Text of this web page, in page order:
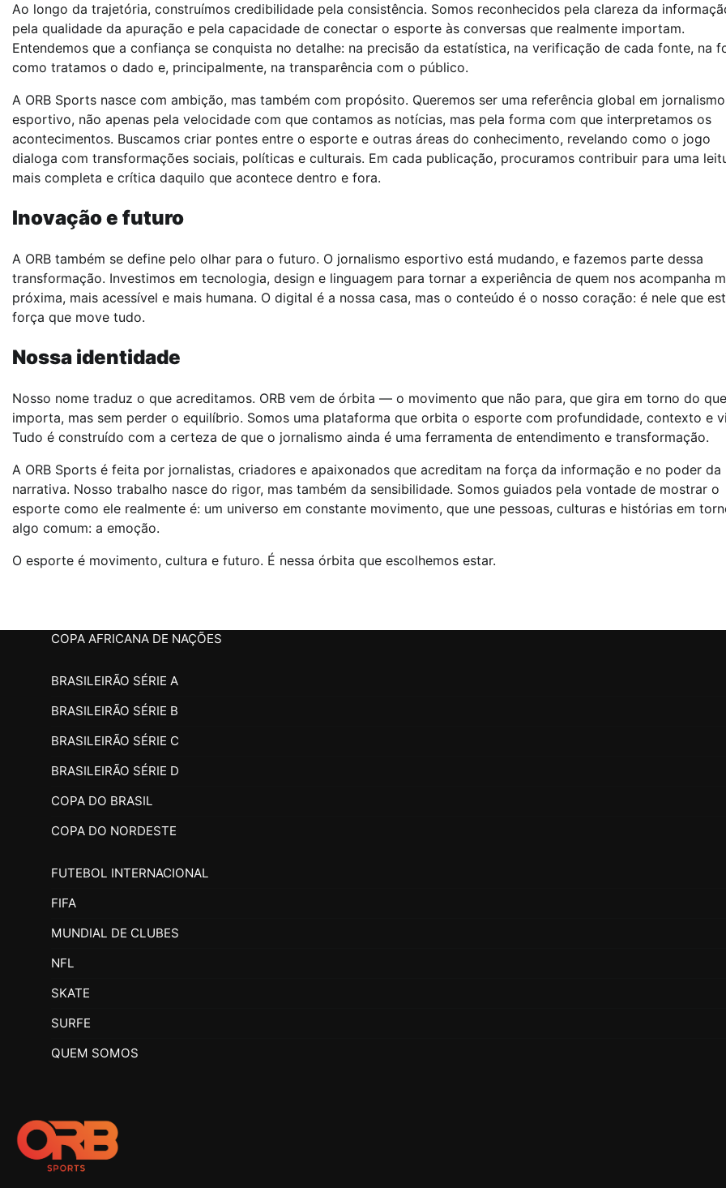
Ao longo da trajetória, construímos credibilidade pela consistência. Somos reconhecidos pela clareza da
pela qualidade da apuração e pela capacidade de conectar o esporte às conversas que realmente importam.
Entendemos que a confiança se conquista no detalhe: na precisão da estatística, na verificação de cada fonte, na
como tratamos o dado e, principalmente, na transparência com o público.
A ORB Sports nasce com ambição, mas também com propósito. Queremos ser uma referência global em jornalismo
esportivo, não apenas pela velocidade com que contamos as notícias, mas pela forma com que interpretamos os
acontecimentos. Buscamos criar pontes entre o esporte e outras áreas do conhecimento, revelando como o jogo
dialoga com transformações sociais, políticas e culturais. Em cada publicação, procuramos contribuir para uma
mais completa e crítica daquilo que acontece dentro e fora.
Inovação e futuro
A ORB também se define pelo olhar para o futuro. O jornalismo esportivo está mudando, e fazemos parte dessa
transformação. Investimos em tecnologia, design e linguagem para tornar a experiência de quem nos acompanha
próxima, mais acessível e mais humana. O digital é a nossa casa, mas o conteúdo é o nosso coração: é nele que
força que move tudo.
Nossa identidade
Nosso nome traduz o que acreditamos. ORB vem de órbita — o movimento que não para, que gira em torno do que
importa, mas sem perder o equilíbrio. Somos uma plataforma que orbita o esporte com profundidade, contexto e
Tudo é construído com a certeza de que o jornalismo ainda é uma ferramenta de entendimento e transformação.
A ORB Sports é feita por jornalistas, criadores e apaixonados que acreditam na força da informação e no poder da
narrativa. Nosso trabalho nasce do rigor, mas também da sensibilidade. Somos guiados pela vontade de mostrar o
esporte como ele realmente é: um universo em constante movimento, que une pessoas, culturas e histórias em
algo comum: a emoção.
O esporte é movimento, cultura e futuro. É nessa órbita que escolhemos estar.
COPA AFRICANA DE NAÇÕES
BRASILEIRÃO SÉRIE A
BRASILEIRÃO SÉRIE B
BRASILEIRÃO SÉRIE C
BRASILEIRÃO SÉRIE D
COPA DO BRASIL
COPA DO NORDESTE
FUTEBOL INTERNACIONAL
FIFA
MUNDIAL DE CLUBES
NFL
SKATE
SURFE
QUEM SOMOS